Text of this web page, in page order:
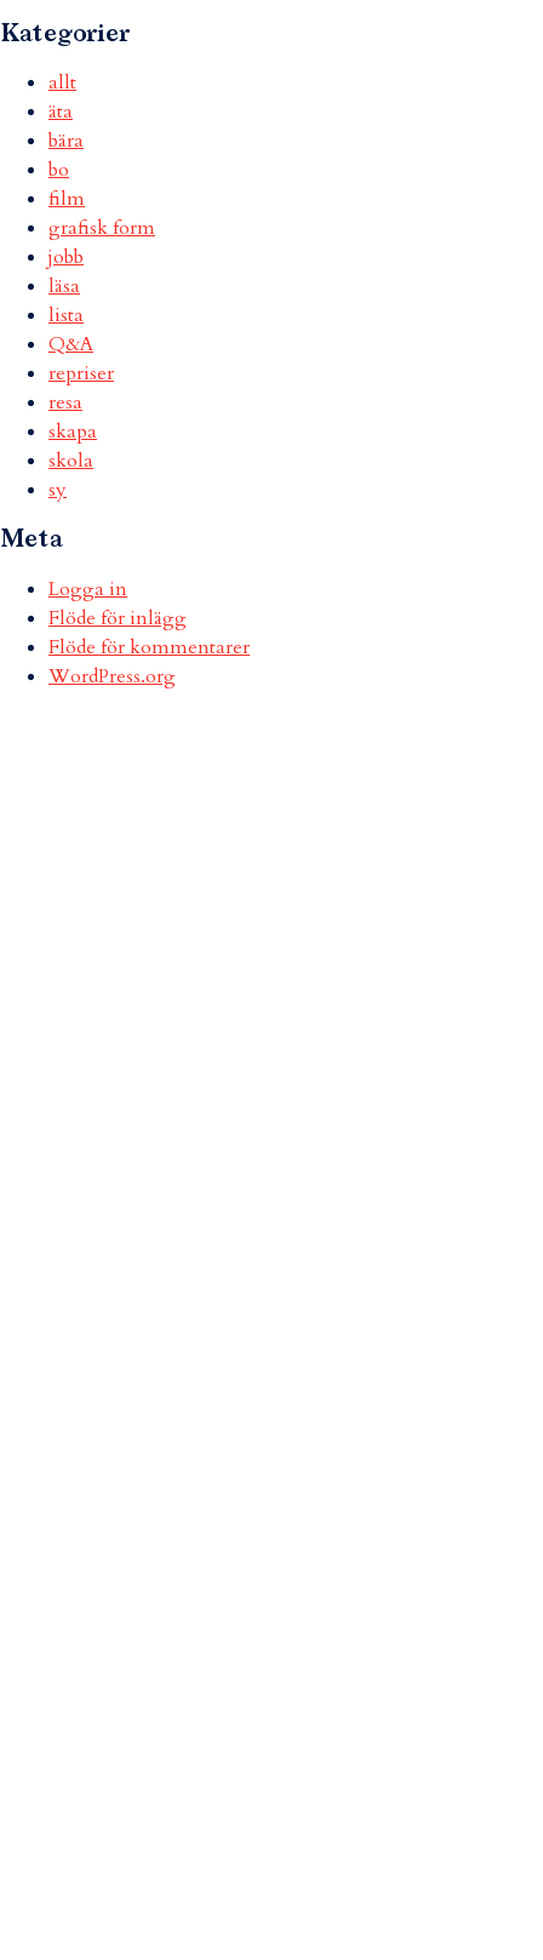
Kategorier
allt
äta
bära
bo
film
grafisk form
jobb
läsa
lista
Q&A
repriser
resa
skapa
skola
sy
Meta
Logga in
Flöde för inlägg
Flöde för kommentarer
WordPress.org